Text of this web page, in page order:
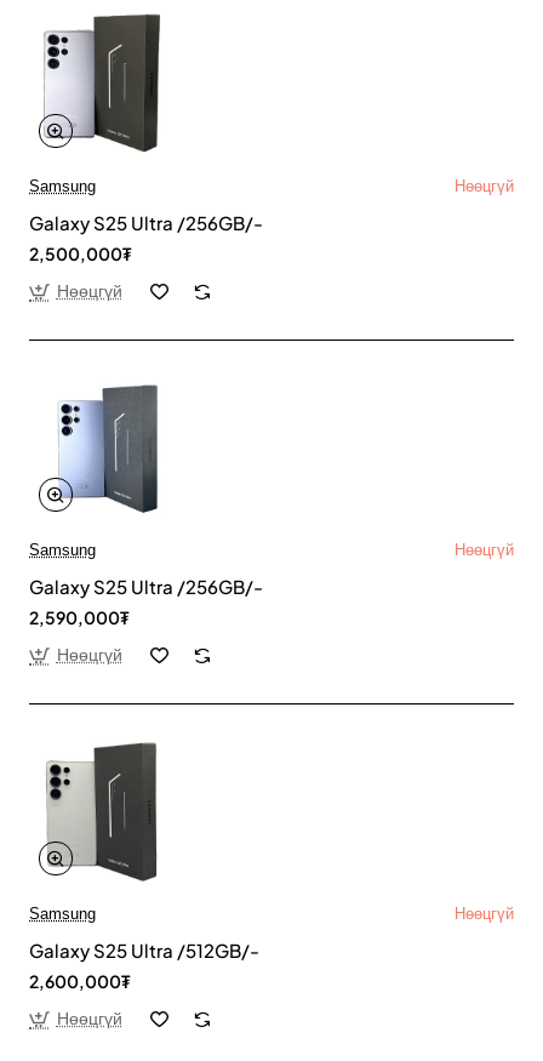
Samsung Нөөцгүй
Galaxy S25 Ultra /256GB/-
2,500,000₮
Нөөцгүй
Samsung Нөөцгүй
Galaxy S25 Ultra /256GB/-
2,590,000₮
Нөөцгүй
Samsung Нөөцгүй
Galaxy S25 Ultra /512GB/-
2,600,000₮
Нөөцгүй